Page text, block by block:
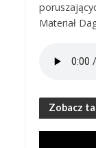
Materiał
Zobacz